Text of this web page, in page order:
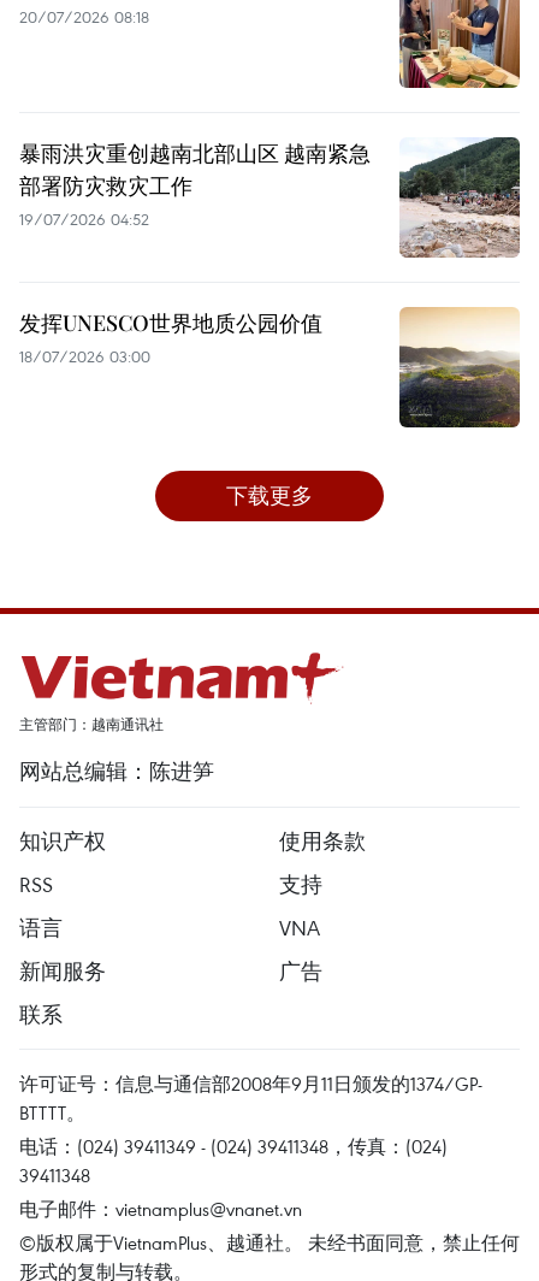
20/07/2026 08:18
暴雨洪灾重创越南北部山区 越南紧急
部署防灾救灾工作
19/07/2026 04:52
发挥UNESCO世界地质公园价值
18/07/2026 03:00
下载更多
主管部门：越南通讯社
网站总编辑：陈进笋
知识产权
使用条款
RSS
支持
语言
VNA
新闻服务
广告
联系
许可证号：信息与通信部2008年9月11日颁发的1374/GP-
BTTTT。
电话：(024) 39411349 - (024) 39411348，传真：(024)
39411348
电子邮件： vietnamplus@vnanet.vn
©版权属于VietnamPlus、越通社。 未经书面同意，禁止任何
形式的复制与转载。